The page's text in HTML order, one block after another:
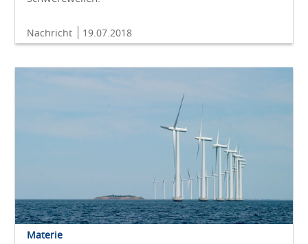
Nachricht 19.07.2018
Materie